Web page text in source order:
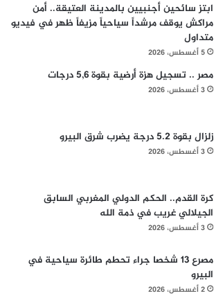
ابتز سائحين أجنبيين بالمدينة العتيقة.. أمن
مراكش يوقف مرشداً سياحياً مزيفاً ظهر في فيديو
متداول
5 أغسطس، 2026
مصر .. تسجيل هزة أرضية بقوة 5,6 درجات
3 أغسطس، 2026
زلزال بقوة 5.2 درجة يضرب شرق البيرو
3 أغسطس، 2026
كرة القدم.. الحكم الدولي المغربي السابق
الجيلالي غريب في ذمة الله
3 أغسطس، 2026
مصرع 13 شخصا جراء تحطم طائرة سياحية في
البيرو
2 أغسطس، 2026